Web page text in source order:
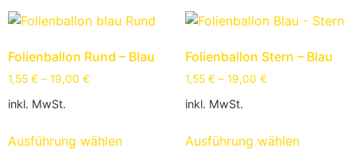
Folienballon Rund – Blau
1,55 € – 19,00 €
inkl. MwSt.
Ausführung wählen
Folienballon Stern – Blau
1,55 € – 19,00 €
inkl. MwSt.
Ausführung wählen